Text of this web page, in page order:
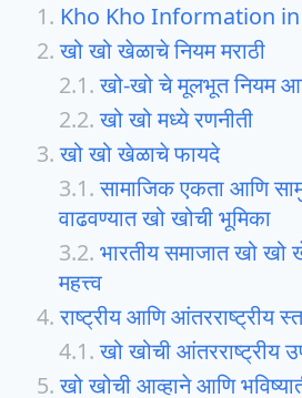
Kho Kho Information
खो खो खेळाचे नियम मराठी
खो-खो चे मूलभूत नियम
खो खो मध्ये रणनीती
खो खो खेळाचे फायदे
सामाजिक एकता आणि
वाढवण्यात खो खोची भूमिका
भारतीय समाजात खो
महत्त्व
राष्ट्रीय आणि आंतरराष्ट्रीय
खो खोची
खो खोची आव्हाने आणि